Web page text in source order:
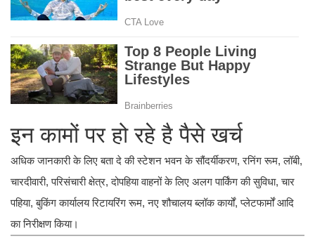
इन कामों पर हो रहे है पैसे खर्च
अधिक जानकारी के लिए बता दे की स्टेशन भवन के सौंदर्यीकरण, रनिंग रूम, लॉबी,
चारदीवारी, परिसंचारी क्षेत्र, दोपहिया वाहनों के लिए अलग पार्किंग की सुविधा, चार
पहिया, बुकिंग कार्यालय रिटायरिंग रूम, नए शौचालय ब्लॉक कार्यों, प्लेटफार्मों आदि
का निरीक्षण किया।